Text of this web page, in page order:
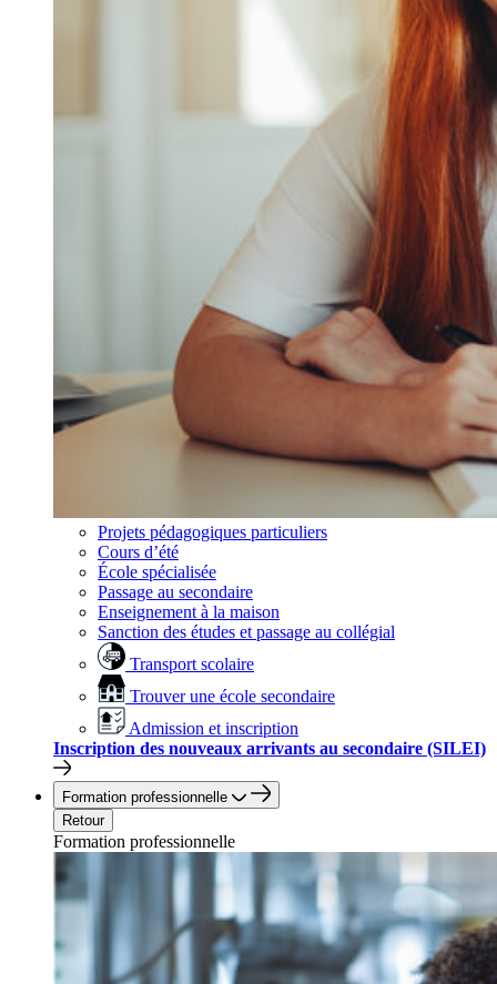
Projets pédagogiques particuliers
Cours d’été
École spécialisée
Passage au secondaire
Enseignement à la maison
Sanction des études et passage au collégial
Transport scolaire
Trouver une école secondaire
Admission et inscription
Inscription des nouveaux arrivants au secondaire (SILEI)
Formation professionnelle
Retour
Formation professionnelle